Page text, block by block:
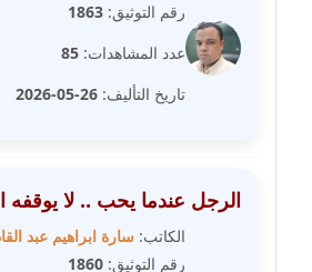
مدونة كريمان سالم
عاملة
مدونة كيندا فائز
عاملة
رقم التوثيق: 1863
عدد المشاهدات: 85
تاريخ التأليف: 26-05-2026
الرجل عندما يحب .. لا يوقفه
الكاتب: سارة ابراهيم عبد
رقم التوثيق: 1860